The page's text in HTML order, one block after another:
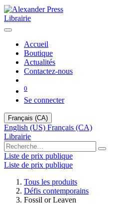
Librairie
Accueil
Boutique
Actualités
Contactez-nous
0
Se connecter
Français (CA)
English (US) Français (CA)
Librairie
Liste de prix publique
Liste de prix publique
Tous les produits
Défis contemporains
Fossil or Leaven